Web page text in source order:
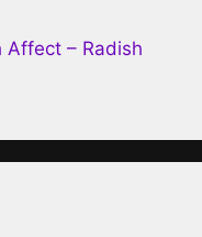
Affect – Radish